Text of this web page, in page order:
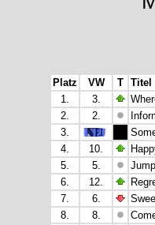
Platz VW T Titel
1.
3.
2.
2.
3.
4.
10.
5.
5.
6.
12.
7.
6.
8.
8.